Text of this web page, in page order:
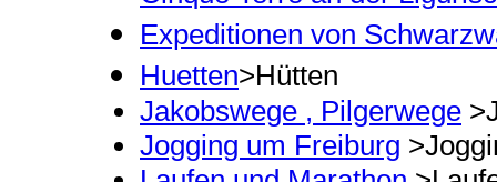
Expeditionen von
Huetten>Hütten
Jakobswege , Pilgerwege
Jogging um Freiburg